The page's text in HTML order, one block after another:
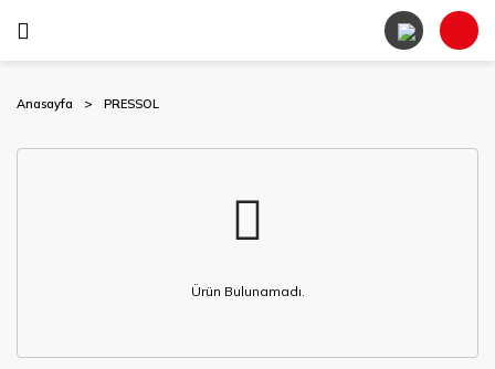
Anasayfa PRESSOL
Ürün Bulunamadı.